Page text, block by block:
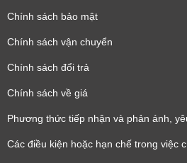
Chính sách bảo mật
Chính sách vận chuyển
Chính sách đổi trả
Chính sách về giá
Phương thức tiếp nhận và phản ánh,
Các điều kiện hoặc hạn chế trong việc